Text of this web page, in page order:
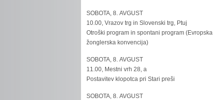
SOBOTA, 8. AVGUST
10.00, Vrazov trg in Slovenski trg, Ptuj
Otroški program in spontani program (Evropska
žonglerska konvencija)
SOBOTA, 8. AVGUST
11.00, Mestni vrh 28, a
Postavitev klopotca pri Stari preši
SOBOTA, 8. AVGUST